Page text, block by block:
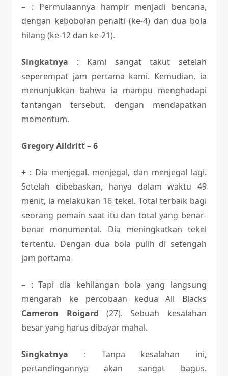
– : Permulaannya hampir menjadi bencana,
dengan kebobolan penalti (ke-4) dan dua bola
hilang (ke-12 dan ke-21).
Singkatnya : Kami sangat takut setelah
seperempat jam pertama kami. Kemudian, ia
menunjukkan bahwa ia mampu menghadapi
tantangan tersebut, dengan mendapatkan
momentum.
Gregory Alldritt – 6
+ : Dia menjegal, menjegal, dan menjegal lagi.
Setelah dibebaskan, hanya dalam waktu 49
menit, ia melakukan 16 tekel. Total terbaik bagi
seorang pemain saat itu dan total yang benar-
benar monumental. Dia meningkatkan tekel
tertentu. Dengan dua bola pulih di setengah
jam pertama
– : Tapi dia kehilangan bola yang langsung
mengarah ke percobaan kedua All Blacks
Cameron Roigard (27). Sebuah kesalahan
besar yang harus dibayar mahal.
Singkatnya : Tanpa kesalahan ini,
pertandingannya akan sangat bagus.